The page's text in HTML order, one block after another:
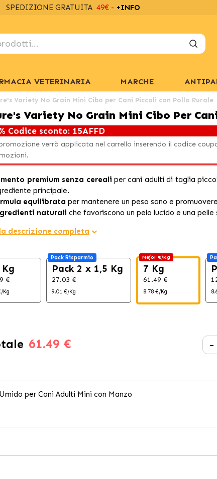
SPEDIZIONE GRATUITA 49€ - +INFO
VETERINARIA MARCHE
Variety No Grain Mini Cibo per Cani Piccoli con Pollo Rurale
Variety No Grain Mini Cibo Per
Codice sconto: 15AFFD
verrà applicata nel carrello inserendo il codice
premium senza cereali per cani adulti di taglia
principale.
equilibrata per mantenere un peso sano e
naturali che favoriscono un pelo lucido e una
descrizione completa
Kg
€
Kg
Pack Risparmio
Pack 2 x 1,5 Kg
27.03 €
9.01 €/Kg
Mejor €/Kg
7 Kg
61.49 €
8.78 €/Kg
61.49 € -
per Cani Adulti Mini con Manzo